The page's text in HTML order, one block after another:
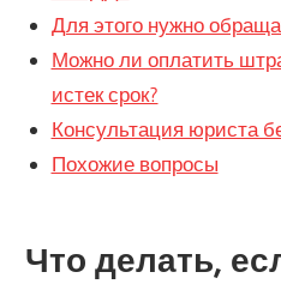
Для этого нужно
Можно ли оплатить
истек срок?
Консультация юриста
Похожие вопросы
Что делать,